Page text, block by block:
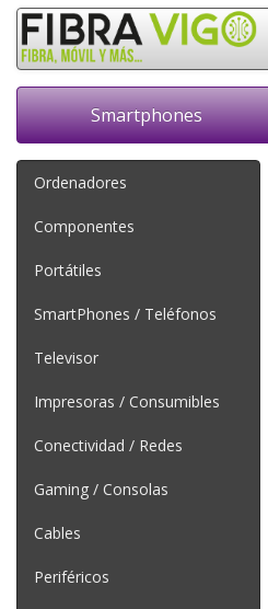
Smartphones
Ordenadores
Componentes
Portátiles
SmartPhones / Teléfonos
Televisor
Impresoras / Consumibles
Conectividad / Redes
Gaming / Consolas
Cables
Periféricos